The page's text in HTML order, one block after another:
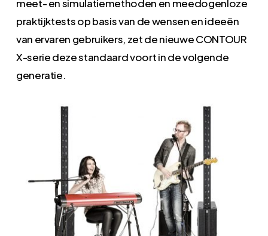
meet- en simulatiemethoden en meedogenloze
praktijktests op basis van de wensen en ideeën
van ervaren gebruikers, zet de nieuwe CONTOUR
X-serie deze standaard voort in de volgende
generatie.